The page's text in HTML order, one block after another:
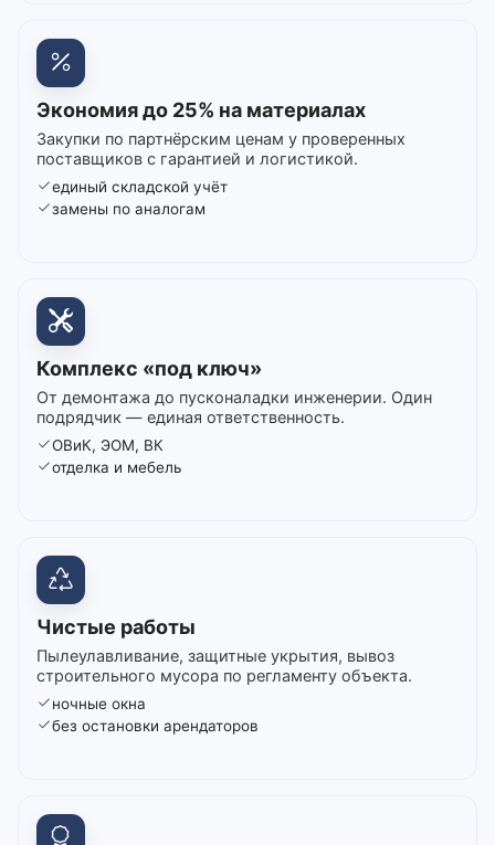
Экономия до 25% на материалах
Закупки по партнёрским ценам у проверенных
поставщиков с гарантией и логистикой.
единый складской учёт
замены по аналогам
Комплекс «под ключ»
От демонтажа до пусконаладки инженерии. Один
подрядчик — единая ответственность.
ОВиК, ЭОМ, ВК
отделка и мебель
Чистые работы
Пылеулавливание, защитные укрытия, вывоз
строительного мусора по регламенту объекта.
ночные окна
без остановки арендаторов